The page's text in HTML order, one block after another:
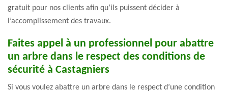
gratuit pour nos clients afin qu’ils puissent décider à
l’accomplissement des travaux.
Faites appel à un professionnel pour abattre
un arbre dans le respect des conditions de
sécurité à Castagniers
Si vous voulez abattre un arbre dans le respect d’une condition